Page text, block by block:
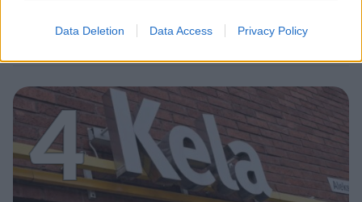
Data Deletion Data Access Privacy Policy
matkustajille tärkeä rajoitus
4